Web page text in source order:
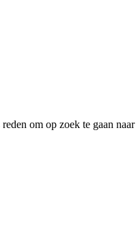
om op zoek te gaan naar